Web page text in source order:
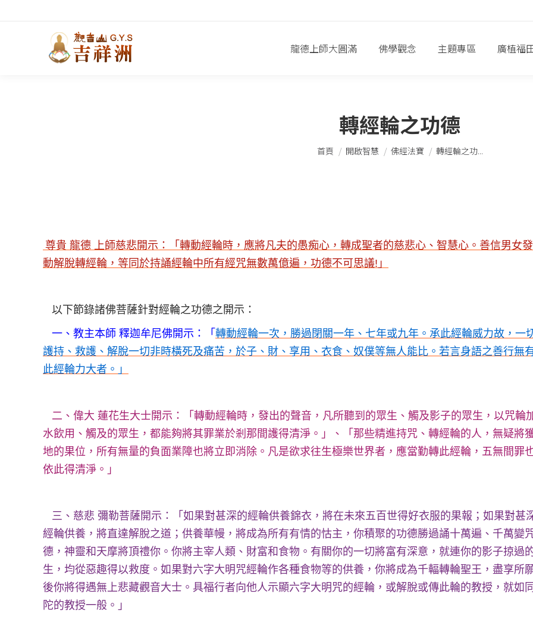
龍德上師大圓滿 佛學觀念 主題專區 廣植福
轉經輪之功德
您在這裡：
首頁 開啟智慧 佛經法寶 轉經輪之功...
尊貴 龍德 上師慈悲開示：「轉動經輪時，應將凡夫的愚痴心，轉成聖者的慈悲心、智慧心。善信男女
動解脫轉經輪，等同於持誦經輪中所有經咒無數萬億遍，功德不可思議!」
以下節錄諸佛菩薩針對經輪之功德之開示：
一、教主本師 釋迦牟尼佛開示：「 轉動經輪一次，勝過閉關一年、七年或九年。承此經輪威力故，一
護持、救護、解脫一切非時橫死及痛苦，於子、財、享用、衣食、奴僕等無人能比。若言身語之善行無
此經輪力大者。」
二、偉大 蓮花生大士開示：「轉動經輪時，發出的聲音，凡所聽到的眾生、觸及影子的眾生，以咒輪
水飲用、觸及的眾生，都能夠將其罪業於剎那間護得清淨。」、「那些精進持咒、轉經輪的人，無疑將
地的果位，所有無量的負面業障也將立即消除。凡是欲求往生極樂世界者，應當勤轉此經輪，五無間罪
依此得清淨。」
三、慈悲 彌勒菩薩開示：「如果對甚深的經輪供養錦衣，將在未來五百世得好衣服的果報；如果對甚
經輪供養，將直達解脫之道；供養華幔，將成為所有有情的怙主，你積聚的功德勝過誦十萬遍、千萬變
德，神靈和天摩將頂禮你。你將主宰人類、財富和食物。有關你的一切將富有深意，就連你的影子掠過
生，均從惡趣得以救度。如果對六字大明咒經輪作各種食物等的供養，你將成為千輻轉輪聖王，盡享所
後你將得遇無上悲藏觀音大士。具福行者向他人示顯六字大明咒的經輪，或解脫或傳此輪的教授，就如
陀的教授一般。」